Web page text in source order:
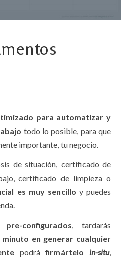
para automatizar y
todo lo posible, para que
importante, tu negocio.
de situación, certificado de
certificado de limpieza o
es muy sencillo y puedes
configurados, tardarás
minuto en generar cualquier
podráfirmártelo in-situ,